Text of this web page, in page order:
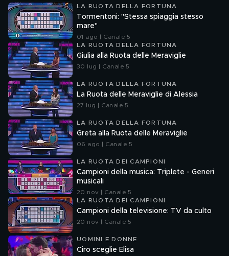
LA RUOTA DELLA FORTUNA
Tormentoni: "Stessa spiaggia stesso
mare"
01 ago | Canale 5
LA RUOTA DELLA FORTUNA
Giulia alla Ruota delle Meraviglie
30 lug | Canale 5
LA RUOTA DELLA FORTUNA
La Ruota delle Meraviglie di Alessia
27 lug | Canale 5
LA RUOTA DELLA FORTUNA
Greta alla Ruota delle Meraviglie
06 ago | Canale 5
LA RUOTA DEI CAMPIONI
Campioni della musica: Triplete - Generi
musicali
20 nov | Canale 5
LA RUOTA DEI CAMPIONI
Campioni della televisione: TV da culto
20 nov | Canale 5
UOMINI E DONNE
Ciro sceglie Elisa